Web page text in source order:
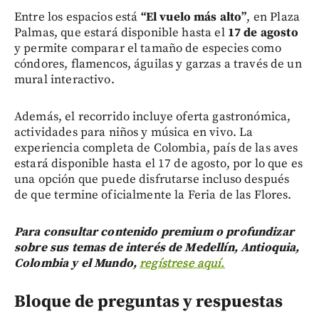
Entre los espacios está “El vuelo más alto”, en Plaza
Palmas, que estará disponible hasta el 17 de agosto
y permite comparar el tamaño de especies como
cóndores, flamencos, águilas y garzas a través de un
mural interactivo.
Además, el recorrido incluye oferta gastronómica,
actividades para niños y música en vivo. La
experiencia completa de Colombia, país de las aves
estará disponible hasta el 17 de agosto, por lo que es
una opción que puede disfrutarse incluso después
de que termine oficialmente la Feria de las Flores.
Para consultar contenido premium o profundizar
sobre sus temas de interés de Medellín, Antioquia,
Colombia y el Mundo,regístrese aquí.
Bloque de preguntas y respuestas